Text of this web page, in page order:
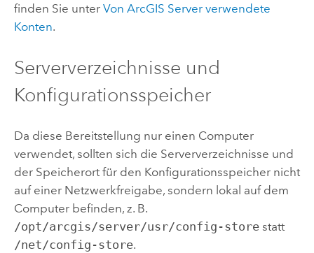
finden Sie unter Von ArcGIS Serververwendete
Konten.
Serververzeichnisse und
Konfigurationsspeicher
Da diese Bereitstellung nur einen Computer
verwendet, sollten sich die Serververzeichnisse und
der Speicherort für den Konfigurationsspeicher nicht
auf einer Netzwerkfreigabe, sondern lokal auf dem
Computer befinden, z. B.
/opt/arcgis/server/usr/config-storestatt
/net/config-store.